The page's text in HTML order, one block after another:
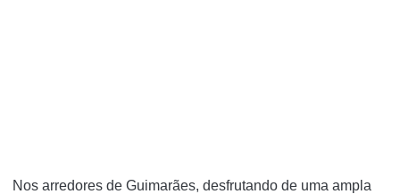
Nos arredores de Guimarães, desfrutando de uma ampla